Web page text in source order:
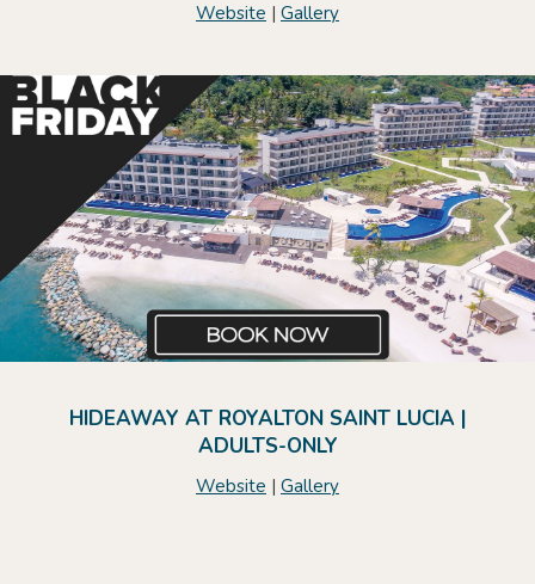
Website | Gallery
HIDEAWAY AT ROYALTON SAINT LUCIA |
ADULTS-ONLY
Website | Gallery